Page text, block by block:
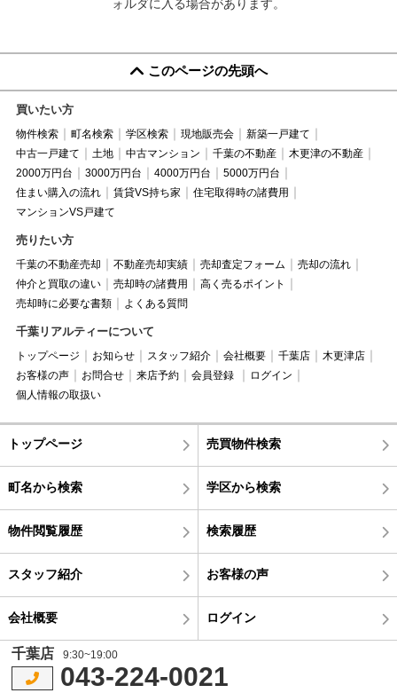
ォルダに入る場合があります。
このページの先頭へ
買いたい方
物件検索 町名検索 学区検索 現地販売会
新築一戸建て
中古一戸建て
土地 中古マンション 千葉の不動産
木更津の不動産
2000万円台
3000万円台 4000万円台
5000万円台
住まい購入の流れ
賃貸VS持ち家
住宅取得時の諸費用
マンションVS戸建て
売りたい方
千葉の不動産売却 不動産売却実績 売却査定フォーム
売却の流れ
仲介と買取の違い
売却時の諸費用
高く売るポイント
売却時に必要な書類
よくある質問
千葉リアルティーについて
トップページ お知らせ スタッフ紹介 会社概要 千葉店
木更津店
お客様の声
お問合せ 来店予約 会員登録
ログイン
個人情報の取扱い
トップページ 売買物件検索
町名から検索 学区から検索
物件閲覧履歴 検索履歴
スタッフ紹介 お客様の声
会社概要 ログイン
千葉店 9:30~19:00
043-224-0021